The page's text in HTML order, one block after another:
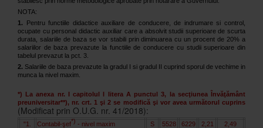
NOTA:
1.
Pentru functiile didactice auxiliare de conducere, de indrumare si control,
ocupate cu personal didactic auxiliar care a absolvit studii superioare de scurta
durata, salariile de baza se vor stabili prin diminuarea cu un procent de 20% a
salariilor de baza prevazute la functiile de conducere cu studii superioare din
tabelul prevazut la pct. 3.
2. Salariile de baza prevazute la gradul I si gradul II cuprind sporul de vechime in
munca la nivel maxim.
*) La anexa nr. I capitolul I litera A punctul 3, la secţiunea Învăţământ
preuniversitar**), nr. crt. 1 şi 2 se modifică şi vor avea următorul cuprins
(Modificat prin O.U.G. nr. 41/2018):
"1. Contabil-şef*) - nivel maxim S 5528 6229 2,21
2,49